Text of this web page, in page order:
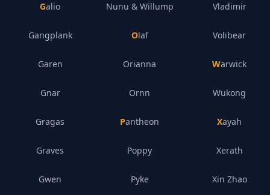
Galio
Gangplank
Garen
Gnar
Gragas
Graves
Gwen
Nunu & Willump
Olaf
Orianna
Ornn
Pantheon
Poppy
Pyke
Vladimir
Volibear
Warwick
Wukong
Xayah
Xerath
Xin Zhao